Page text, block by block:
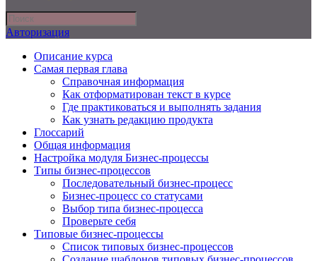
Авторизация
Описание курса
Самая первая глава
Справочная информация
Как отформатирован текст в курсе
Где практиковаться и выполнять задания
Как узнать редакцию продукта
Глоссарий
Общая информация
Настройка модуля Бизнес-процессы
Типы бизнес-процессов
Последовательный бизнес-процесс
Бизнес-процесс со статусами
Выбор типа бизнес-процесса
Проверьте себя
Типовые бизнес-процессы
Список типовых бизнес-процессов